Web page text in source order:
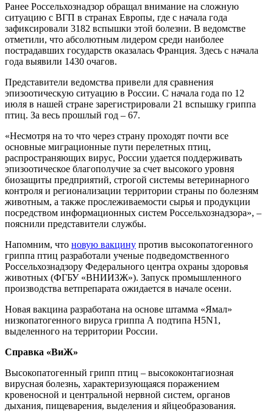
Ранее Россельхознадзор обращал внимание на сложную
ситуацию с ВГП в странах Европы, где с начала года
зафиксировали 3182 вспышки этой болезни. В ведомстве
отметили, что абсолютным лидером среди наиболее
пострадавших государств оказалась Франция. Здесь с начала
года выявили 1430 очагов.
Представители ведомства привели для сравнения
эпизоотическую ситуацию в России. С начала года по 12
июля в нашей стране зарегистрировали 21 вспышку гриппа
птиц. За весь прошлый год – 67.
«Несмотря на то что через страну проходят почти все
основные миграционные пути перелетных птиц,
распространяющих вирус, России удается поддерживать
эпизоотическое благополучие за счет высокого уровня
биозащиты предприятий, строгой системы ветеринарного
контроля и регионализации территории страны по болезням
животным, а также прослеживаемости сырья и продукции
посредством информационных систем Россельхознадзора», –
пояснили представители службы.
Напомним, что новую вакцину против высокопатогенного
гриппа птиц разработали ученые подведомственного
Россельхознадзору Федерального центра охраны здоровья
животных (ФГБУ «ВНИИЗЖ»). Запуск промышленного
производства ветпрепарата ожидается в начале осени.
Новая вакцина разработана на основе штамма «Ямал»
низкопатогенного вируса гриппа А подтипа Н5N1,
выделенного на территории России.
Справка «ВиЖ»
Высокопатогенный грипп птиц – высококонтагиозная
вирусная болезнь, характеризующаяся поражением
кровеносной и центральной нервной систем, органов
дыхания, пищеварения, выделения и яйцеобразования.